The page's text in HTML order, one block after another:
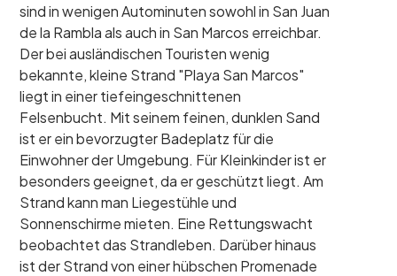
sind in wenigen Autominuten sowohl in San Juan
de la Rambla als auch in San Marcos erreichbar.
Der bei ausländischen Touristen wenig
bekannte, kleine Strand "Playa San Marcos"
liegt in einer tiefeingeschnittenen
Felsenbucht. Mit seinem feinen, dunklen Sand
ist er ein bevorzugter Badeplatz für die
Einwohner der Umgebung. Für Kleinkinder ist er
besonders geeignet, da er geschützt liegt. Am
Strand kann man Liegestühle und
Sonnenschirme mieten. Eine Rettungswacht
beobachtet das Strandleben. Darüber hinaus
ist der Strand von einer hübschen Promenade